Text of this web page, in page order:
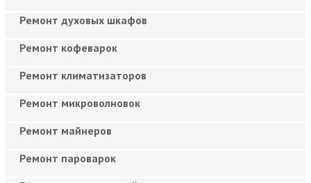
Ремонт духовых шкафов
Ремонт кофеварок
Ремонт климатизаторов
Ремонт микроволновок
Ремонт майнеров
Ремонт пароварок